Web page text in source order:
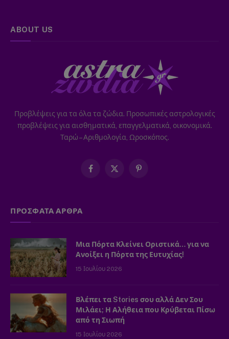
ABOUT US
Προβλέψεις για τα όλα τα ζώδια. Προσωπικές αστρολογικές
προβλέψεις για αισθηματικά, επαγγελματικά, οικονομικά.
Ταρώ – Αριθμολογία, Ωροσκόπος.
Facebook
X
Pinterest
ΠΡΟΣΦΑΤΑ ΑΡΘΡΑ
Μια Πόρτα Κλείνει Οριστικά… για να
Ανοίξει η Πόρτα της Ευτυχίας!
15 Ιουλίου 2026
Βλέπει τα Stories σου αλλά Δεν Σου
Μιλάει; Η Αλήθεια που Κρύβεται Πίσω
από τη Σιωπή
15 Ιουλίου 2026